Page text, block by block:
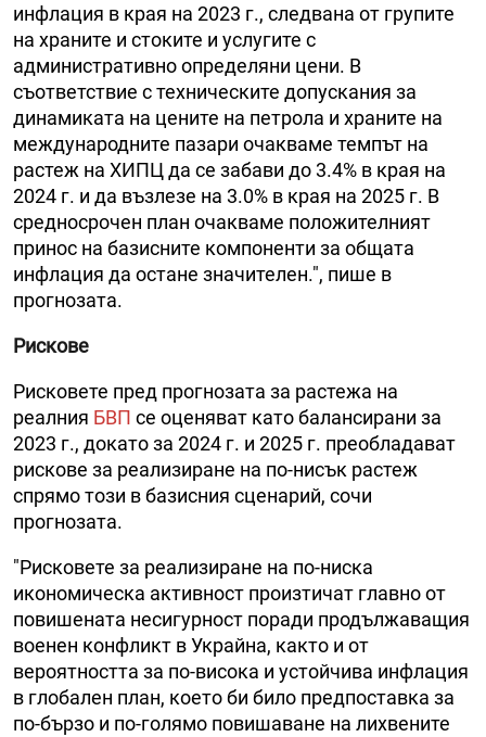
инфлация в края на 2023 г., следвана от групите
на храните и стоките и услугите с
административно определяни цени. В
съответствие с техническите допускания за
динамиката на цените на петрола и храните на
международните пазари очакваме темпът на
растеж на ХИПЦ да се забави до 3.4% в края на
2024 г. и да възлезе на 3.0% в края на 2025 г. В
средносрочен план очакваме положителният
принос на базисните компоненти за общата
инфлация да остане значителен.", пише в
прогнозата.
Рискове
Рисковете пред прогнозата за растежа на
реалния БВП се оценяват като балансирани за
2023 г., докато за 2024 г. и 2025 г. преобладават
рискове за реализиране на по-нисък растеж
спрямо този в базисния сценарий, сочи
прогнозата.
"Рисковете за реализиране на по-ниска
икономическа активност произтичат главно от
повишената несигурност поради продължаващия
военен конфликт в Украйна, както и от
вероятността за по-висока и устойчива инфлация
в глобален план, което би било предпоставка за
по-бързо и по-голямо повишаване на лихвените